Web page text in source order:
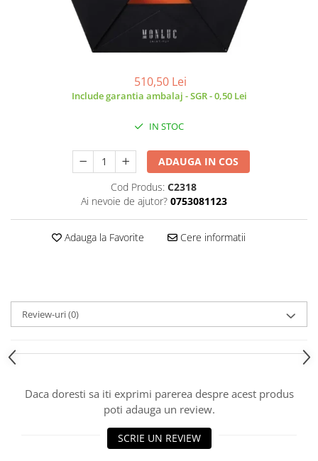
510,50 Lei
Include garantia ambalaj - SGR - 0,50 Lei
IN STOC
ADAUGA IN COS
Cod Produs: C2318
Ai nevoie de ajutor? 0753081123
Adauga la Favorite Cere informatii
Review-uri(0)
Daca doresti sa iti exprimi parerea despre acest produs
poti adauga un review.
SCRIE UN REVIEW